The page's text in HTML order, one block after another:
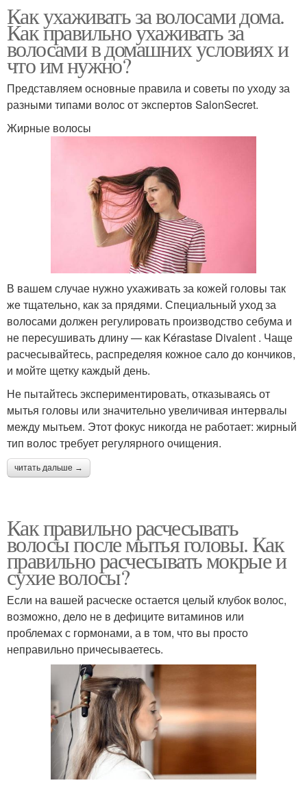
Как ухаживать за волосами дома.
Как правильно ухаживать за
волосами в домашних условиях и
что им нужно?
Представляем основные правила и советы по уходу за
разными типами волос от экспертов SalonSecret.
Жирные волосы
В вашем случае нужно ухаживать за кожей головы так
же тщательно, как за прядями. Специальный уход за
волосами должен регулировать производство себума и
не пересушивать длину — как Kérastase Divalent . Чаще
расчесывайтесь, распределяя кожное сало до кончиков,
и мойте щетку каждый день.
Не пытайтесь экспериментировать, отказываясь от
мытья головы или значительно увеличивая интервалы
между мытьем. Этот фокус никогда не работает: жирный
тип волос требует регулярного очищения.
читать дальше →
Как правильно расчесывать
волосы после мытья головы. Как
правильно расчесывать мокрые и
сухие волосы?
Если на вашей расческе остается целый клубок волос,
возможно, дело не в дефиците витаминов или
проблемах с гормонами, а в том, что вы просто
неправильно причесываетесь.